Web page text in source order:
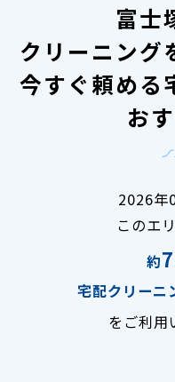
富士
クリーニング
今すぐ頼める
お
2026年
このエ
約
宅配クリーニ
をご利用